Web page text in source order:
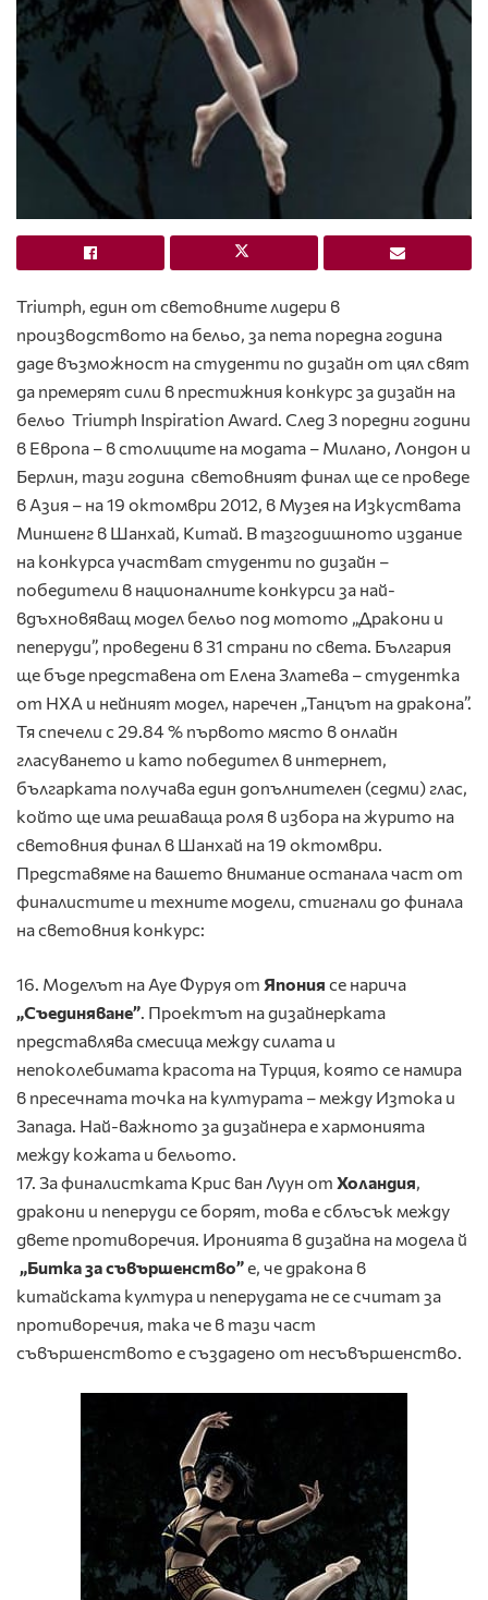
Triumph, един от световните лидери в
производството на бельо, за пета поредна година
даде възможност на студенти по дизайн от цял свят
да премерят сили в престижния конкурс за дизайн на
бельо Triumph Inspiration Award. След 3 поредни години
в Европа – в столиците на модата – Милано, Лондон и
Берлин, тази година световният финал ще се проведе
в Азия – на 19 октомври 2012, в Музея на Изкуствата
Миншенг в Шанхай, Китай. В тазгодишното издание
на конкурса участват студенти по дизайн –
победители в националните конкурси за най-
вдъхновяващ модел бельо под мотото „Дракони и
пеперуди”, проведени в 31 страни по света. България
ще бъде представена от Елена Златева – студентка
от НХА и нейният модел, наречен „Танцът на дракона”.
Тя спечели с 29.84 % първото място в онлайн
гласуването и като победител в интернет,
българката получава един допълнителен (седми) глас,
който ще има решаваща роля в избора на журито на
световния финал в Шанхай на 19 октомври.
Представяме на вашето внимание останала част от
финалистите и техните модели, стигнали до финала
на световния конкурс:
16. Моделът на Aye Фуруяот Япония се нарича
„Съединяване”. Проектът на дизайнерката
представлява смесица между силата и
непоколебимата красота на Турция, която се намира
в пресечната точка на културата – между Изтока и
Запада. Най-важното за дизайнера е хармонията
между кожата и бельото.
17. За финалистката Крис ван Луун от Холандия,
дракони и пеперуди се борят, това е сблъсък между
двете противоречия. Иронията в дизайна на модела й
„Битка за съвършенство”е, че дракона в
китайската култура и пеперудата не се считат за
противоречия, така че в тази част
съвършенството е създадено от несъвършенство.